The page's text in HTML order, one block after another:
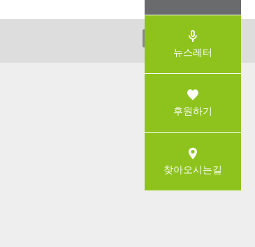
뉴스레터
후원하기
찾아오시는길